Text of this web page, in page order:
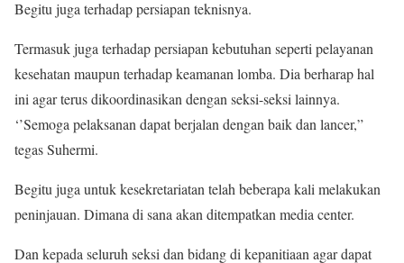
Begitu juga terhadap persiapan teknisnya.
Termasuk juga terhadap persiapan kebutuhan seperti pelayanan
kesehatan maupun terhadap keamanan lomba. Dia berharap hal
ini agar terus dikoordinasikan dengan seksi-seksi lainnya.
‘’Semoga pelaksanan dapat berjalan dengan baik dan lancer,”
tegas Suhermi.
Begitu juga untuk kesekretariatan telah beberapa kali melakukan
peninjauan. Dimana di sana akan ditempatkan media center.
Dan kepada seluruh seksi dan bidang di kepanitiaan agar dapat